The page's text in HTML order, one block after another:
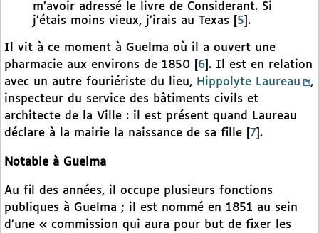
m’avoir adressé le livre de Considerant. Si
j’étais moins vieux, j’irais au Texas
5 .
Il vit à ce moment à Guelma où il a ouvert une
pharmacie aux environs de 1850
6 . Il est en relation
avec un autre fouriériste du lieu, Hippolyte Laureau
,
inspecteur du service des bâtiments civils et
architecte de la Ville : il est présent quand Laureau
déclare à la mairie la naissance de sa fille
7 .
Notable à Guelma
Au fil des années, il occupe plusieurs fonctions
publiques à Guelma ; il est nommé en 1851 au sein
d’une « commission qui aura pour but de fixer les